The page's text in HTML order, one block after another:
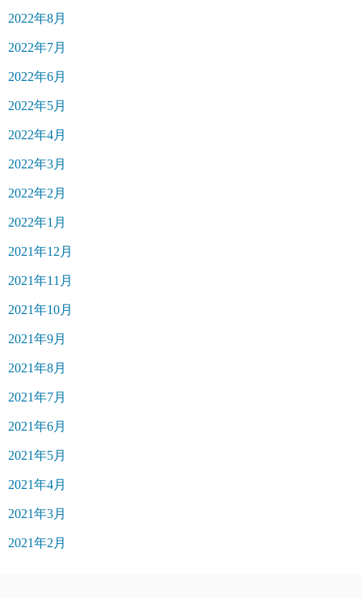
2022年8月
2022年7月
2022年6月
2022年5月
2022年4月
2022年3月
2022年2月
2022年1月
2021年12月
2021年11月
2021年10月
2021年9月
2021年8月
2021年7月
2021年6月
2021年5月
2021年4月
2021年3月
2021年2月